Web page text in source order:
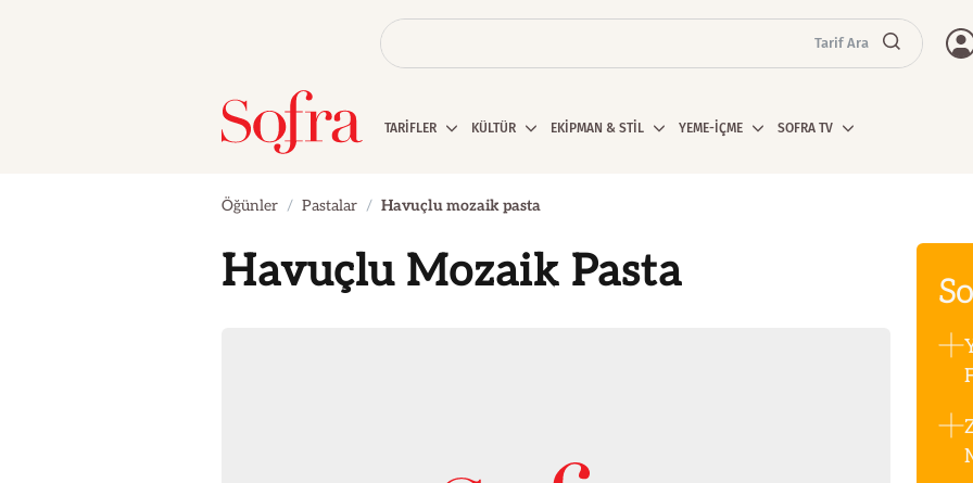
Tarif Ara
TARİFLER KÜLTÜR EKİPMAN & STİL YEME-İÇME SOFRA TV
Öğünler Pastalar Havuçlu mozaik pasta
Havuçlu Mozaik Pasta